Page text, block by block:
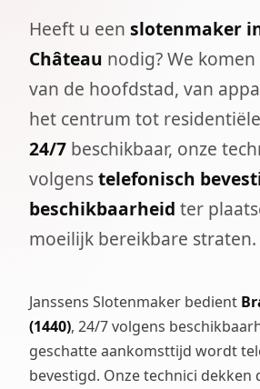
Heeft u een slotenmaker
Château nodig? We
van de hoofdstad, van
het centrum tot
24/7 beschikbaar, onze
volgenstelefonisch
beschikbaarheid ter
moeilijk bereikbare straten.
Janssens Slotenmaker bedient
(1440), 24/7 volgens
geschatte aankomsttijd wordt
bevestigd. Onze technici dekken